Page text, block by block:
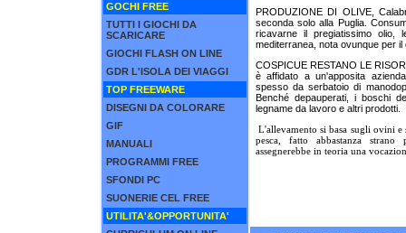
GOCHI FREE
TUTTI I GIOCHI DA
SCARICARE
GIOCHI FLASH ON LINE
GDR L'ISOLA DEI VIAGGI
TOP FREEWARE
DISEGNI DA COLORARE
GIF
MANUALI
PROGRAMMI FREE
SFONDI PC
SUONERIE CEL FREE
UTILITA'&OPPORTUNITA'
PRODUZIONE DI OLIVE,
seconda solo alla Puglia.
ricavarne il pregiatissimo olio,
mediterranea, nota ovunque per
COSPICUE RESTANO LE
è affidato a un'apposita
spesso da serbatoio di
Benché depauperati, i boschi
legname da lavoro e altri prodotti.
L'allevamento si basa sugli ovini
pesca, fatto abbastanza
assegnerebbe in teoria una